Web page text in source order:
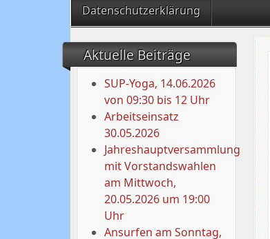
Datenschutzerklärung
Aktuelle Beiträge
SUP-Yoga, 14.06.2026
von 09:30 bis 12 Uhr
Arbeitseinsatz
30.05.2026
Jahreshauptversammlung
mit Vorstandswahlen
am Mittwoch,
20.05.2026 um 19:00
Uhr
Ansurfen am Sonntag,